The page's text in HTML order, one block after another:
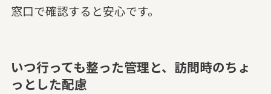
窓口で確認すると安心です。
いつ行っても整った管理と、訪問時のちょ
っとした配慮